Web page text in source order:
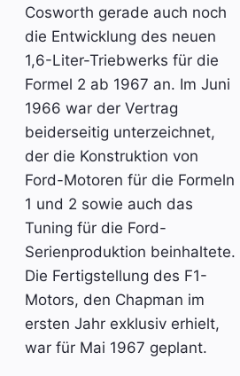
Cosworth gerade auch noch
die Entwicklung des neuen
1,6-Liter-Triebwerks für die
Formel 2 ab 1967 an. Im Juni
1966 war der Vertrag
beiderseitig unterzeichnet,
der die Konstruktion von
Ford-Motoren für die Formeln
1 und 2 sowie auch das
Tuning für die Ford-
Serienproduktion beinhaltete.
Die Fertigstellung des F1-
Motors, den Chapman im
ersten Jahr exklusiv erhielt,
war für Mai 1967 geplant.